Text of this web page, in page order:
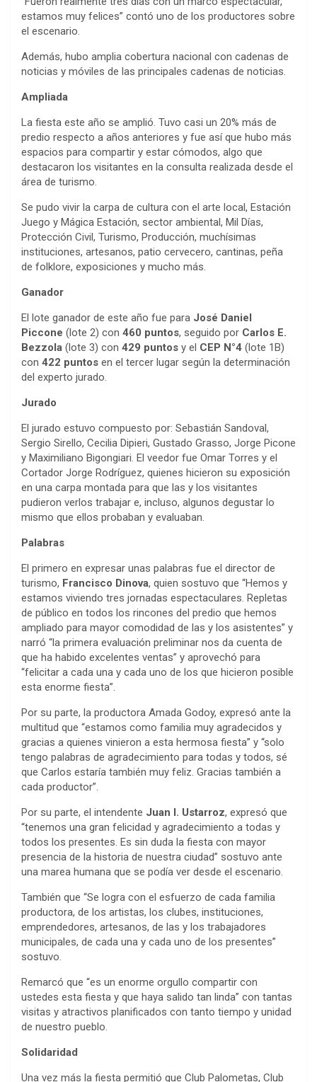
estamos muy felices” contó uno de los productores sobre
el escenario.
Además, hubo amplia cobertura nacional con cadenas de
noticias y móviles de las principales cadenas de noticias.
Ampliada
La fiesta este año se amplió. Tuvo casi un 20% más de
predio respecto a años anteriores y fue así que hubo más
espacios para compartir y estar cómodos, algo que
destacaron los visitantes en la consulta realizada desde el
área de turismo.
Se pudo vivir la carpa de cultura con el arte local, Estación
Juego y Mágica Estación, sector ambiental, Mil Días,
Protección Civil, Turismo, Producción, muchísimas
instituciones, artesanos, patio cervecero, cantinas, peña
de folklore, exposiciones y mucho más.
Ganador
El lote ganador de este año fue para José Daniel
Piccone (lote 2) con 460 puntos, seguido por Carlos E.
Bezzola (lote 3) con 429 puntos y el CEP N°4 (lote 1B)
con 422 puntos en el tercer lugar según la determinación
del experto jurado.
Jurado
El jurado estuvo compuesto por: Sebastián Sandoval,
Sergio Sirello, Cecilia Dipieri, Gustado Grasso, Jorge Picone
y Maximiliano Bigongiari. El veedor fue Omar Torres y el
Cortador Jorge Rodríguez, quienes hicieron su exposición
en una carpa montada para que las y los visitantes
pudieron verlos trabajar e, incluso, algunos degustar lo
mismo que ellos probaban y evaluaban.
Palabras
El primero en expresar unas palabras fue el director de
turismo, Francisco Dinova, quien sostuvo que “Hemos y
estamos viviendo tres jornadas espectaculares. Repletas
de público en todos los rincones del predio que hemos
ampliado para mayor comodidad de las y los asistentes” y
narró “la primera evaluación preliminar nos da cuenta de
que ha habido excelentes ventas” y aprovechó para
“felicitar a cada una y cada uno de los que hicieron posible
esta enorme fiesta”.
Por su parte, la productora Amada Godoy, expresó ante la
multitud que “estamos como familia muy agradecidos y
gracias a quienes vinieron a esta hermosa fiesta” y “solo
tengo palabras de agradecimiento para todas y todos, sé
que Carlos estaría también muy feliz. Gracias también a
cada productor”.
Por su parte, el intendente Juan I. Ustarroz, expresó que
“tenemos una gran felicidad y agradecimiento a todas y
todos los presentes. Es sin duda la fiesta con mayor
presencia de la historia de nuestra ciudad” sostuvo ante
una marea humana que se podía ver desde el escenario.
También que “Se logra con el esfuerzo de cada familia
productora, de los artistas, los clubes, instituciones,
emprendedores, artesanos, de las y los trabajadores
municipales, de cada una y cada uno de los presentes”
sostuvo.
Remarcó que “es un enorme orgullo compartir con
ustedes esta fiesta y que haya salido tan linda” con tantas
visitas y atractivos planificados con tanto tiempo y unidad
de nuestro pueblo.
Solidaridad
Una vez más la fiesta permitió que Club Palometas, Club